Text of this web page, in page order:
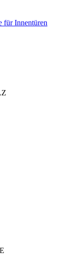
für Innentüren